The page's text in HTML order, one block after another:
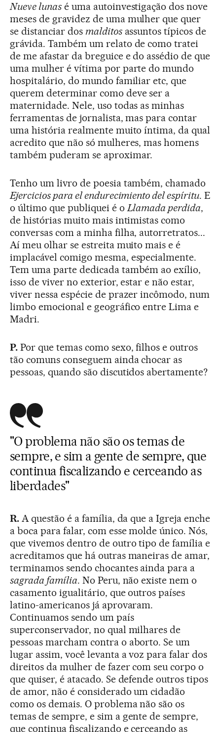
Nueve lunasé uma autoinvestigação dos nove
meses de gravidez de uma mulher que quer
se distanciar dos malditosassuntos típicos de
grávida. Também um relato de como tratei
de me afastar da breguice e do assédio de que
uma mulher é vítima por parte do mundo
hospitalário, do mundo familiar etc, que
querem determinar como deve ser a
maternidade. Nele, uso todas as minhas
ferramentas de jornalista, mas para contar
uma história realmente muito íntima, da qual
acredito que não só mulheres, mas homens
também puderam se aproximar.
Tenho um livro de poesia também, chamado
Ejercicios para el endurecimiento del espíritu. E
o último que publiquei é oLlamada perdida,
de histórias muito mais intimistas como
conversas com a minha filha, autorretratos...
Aí meu olhar se estreita muito mais e é
implacável comigo mesma, especialmente.
Tem uma parte dedicada também ao exílio,
isso de viver no exterior, estar e não estar,
viver nessa espécie de prazer incômodo, num
limbo emocional e geográfico entre Lima e
Madri.
P. Por que temas como sexo, filhos e outros
tão comuns conseguem ainda chocar as
pessoas, quando são discutidos abertamente?
"O problema não são os temas de
sempre, e sim a gente de sempre, que
continua fiscalizando e cerceando as
liberdades"
R.A questão é a família, da que a Igreja enche
a boca para falar, com esse molde único. Nós,
que vivemos dentro de outro tipo de família e
acreditamos que há outras maneiras de amar,
terminamos sendo chocantes ainda para a
sagrada família. No Peru, não existe nem o
casamento igualitário, que outros países
latino-americanos já aprovaram.
Continuamos sendo um país
superconservador, no qual milhares de
pessoas marcham contra o aborto. Se um
lugar assim, você levanta a voz para falar dos
direitos da mulher de fazer com seu corpo o
que quiser, é atacado. Se defende outros tipos
de amor, não é considerado um cidadão
como os demais. O problema não são os
temas de sempre, e sim a gente de sempre,
que continua fiscalizando e cerceando as